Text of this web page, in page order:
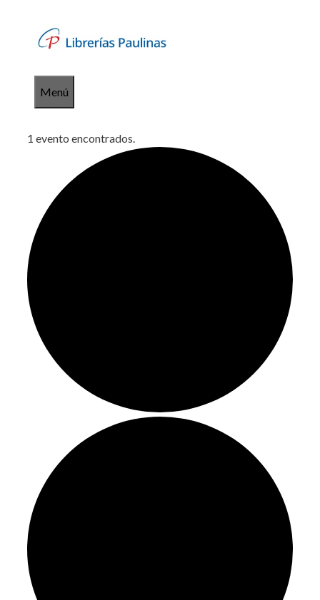
contenido
Menú
1 evento encontrados.